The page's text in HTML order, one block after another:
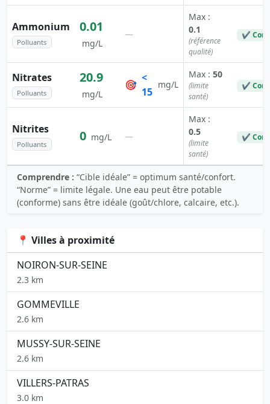
Ammonium
Polluants
0.01
mg/L
—
Max :
0.1
(référence
qualité)
✔
Nitrates
Polluants
20.9
mg/L
🎯
<
15
mg/L
Max : 50
(limite
santé)
✔
Nitrites
Polluants
0 mg/L —
Max :
0.5
(limite
santé)
✔
Comprendre : “Cible idéale” = optimum santé/confort.
“Norme” = limite légale. Une eau peut être potable
(conforme) sans être idéale (goût/chlore, calcaire, etc.).
📍 Villes à proximité
NOIRON-SUR-SEINE
2.3 km
GOMMEVILLE
2.6 km
MUSSY-SUR-SEINE
2.6 km
VILLERS-PATRAS
3.0 km